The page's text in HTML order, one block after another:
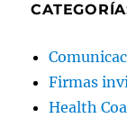
Firmas
Health